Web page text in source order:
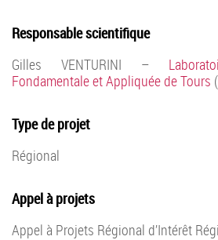
Responsable scientifique
Gilles VENTURINI –
Fondamentale et Appliquée de Tours
Type de projet
Régional
Appel à projets
Appel à Projets Régional d’Intérêt